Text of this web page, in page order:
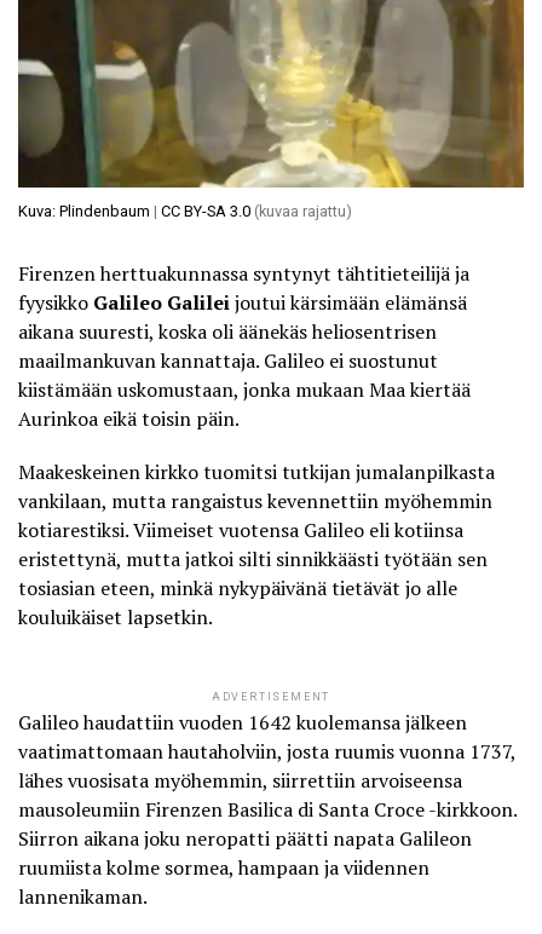
Kuva: Plindenbaum | CC BY-SA 3.0 (kuvaa rajattu)
Firenzen herttuakunnassa syntynyt tähtitieteilijä ja
fyysikko Galileo Galileijoutui kärsimään elämänsä
aikana suuresti, koska oli äänekäs heliosentrisen
maailmankuvan kannattaja. Galileo ei suostunut
kiistämään uskomustaan, jonka mukaan Maa kiertää
Aurinkoa eikä toisin päin.
Maakeskeinen kirkko tuomitsi tutkijan jumalanpilkasta
vankilaan, mutta rangaistus kevennettiin myöhemmin
kotiarestiksi. Viimeiset vuotensa Galileo eli kotiinsa
eristettynä, mutta jatkoi silti sinnikkäästi työtään sen
tosiasian eteen, minkä nykypäivänä tietävät jo alle
kouluikäiset lapsetkin.
ADVERTISEMENT
Galileo haudattiin vuoden 1642 kuolemansa jälkeen
vaatimattomaan hautaholviin, josta ruumis vuonna 1737,
lähes vuosisata myöhemmin, siirrettiin arvoiseensa
mausoleumiin Firenzen Basilica di Santa Croce -kirkkoon.
Siirron aikana joku neropatti päätti napata Galileon
ruumiista kolme sormea, hampaan ja viidennen
lannenikaman.